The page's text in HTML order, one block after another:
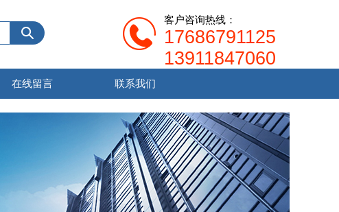
客户咨询热线：
17686791125
13911847060
在线留言 联系我们